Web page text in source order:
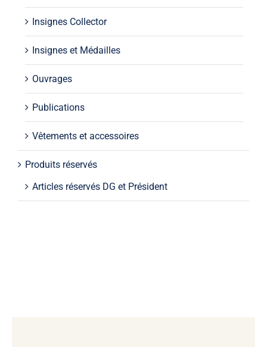
Insignes Collector
Insignes et Médailles
Ouvrages
Publications
Vêtements et accessoires
Produits réservés
Articles réservés DG et Président